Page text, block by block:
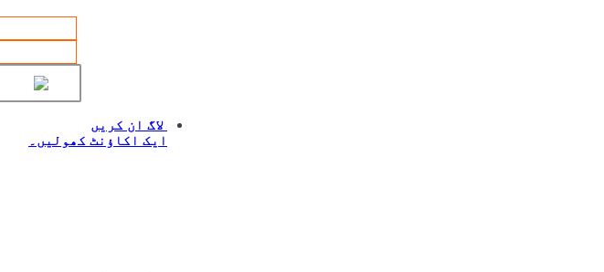
لاگ ان کریں
ایک اکاؤنٹ کھولیں۔